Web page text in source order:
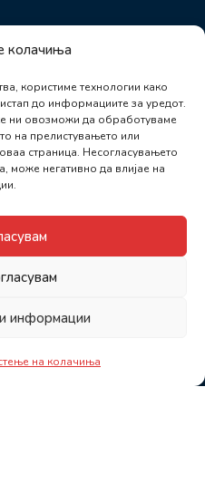
колачиња
користиме технологии како
до информациите за уредот.
ни овозможи да обработуваме
на прелистувањето или
страница. Несогласувањето
може негативно да влијае на
информации
на колачиња